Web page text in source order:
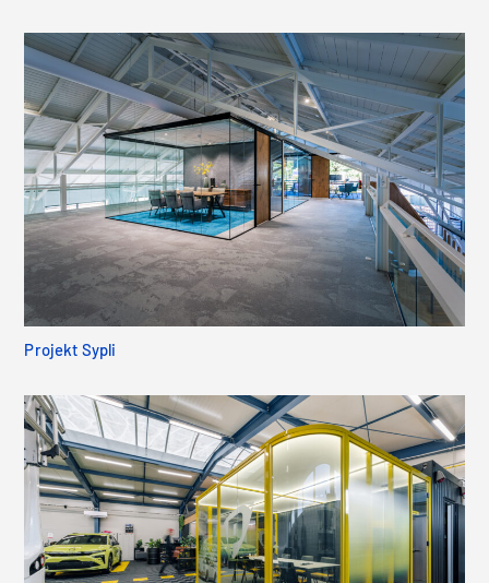
Projekt Sypli